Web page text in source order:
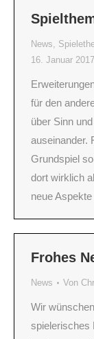
News,
16. Januar 2017
für den
über Sinn
auseinander.
Grundspiel
dort wirklich
neue
Frohes
News Von
Wir
spielerisches